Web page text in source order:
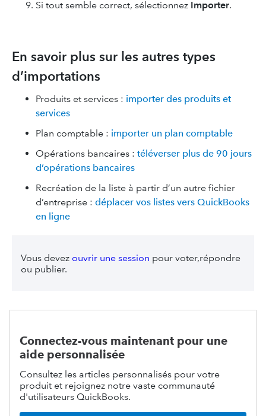
Si tout semble correct, sélectionnez Importer.
En savoir plus sur les autres types
d’importations
Produits et services : importer des produits et
services
Plan comptable : importer un plan comptable
Opérations bancaires : téléverser plus de 90 jours
d’opérations bancaires
Recréation de la liste à partir d’un autre fichier
d’entreprise : déplacer vos listes vers QuickBooks
en ligne
Vous devez ouvrir une session pour voter,répondre
ou publier.
Connectez-vous maintenant pour une
aide personnalisée
Consultez les articles personnalisés pour votre
produit et rejoignez notre vaste communauté
d'utilisateurs QuickBooks.